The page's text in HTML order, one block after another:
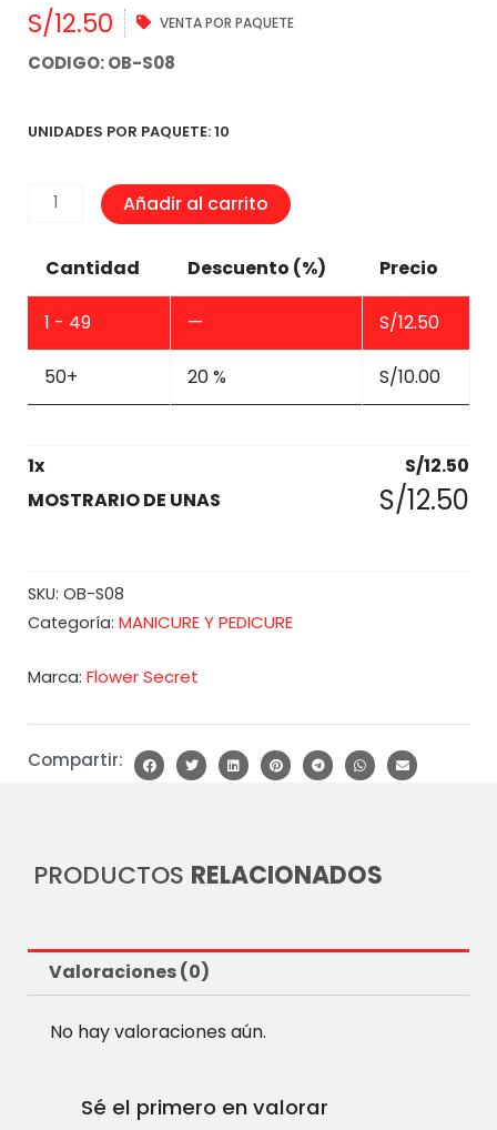
S/12.50 VENTA POR PAQUETE
CODIGO: OB-S08
UNIDADES POR PAQUETE: 10
MOSTRARIOAñadir al carrito
Cantidad Descuento (%) Precio
1 - 49 — S/12.50
50+ 20 % S/10.00
1x S/12.50
MOSTRARIO DE UNAS
S/12.50
SKU: OB-S08
Categoría: MANICURE Y PEDICURE
Marca: Flower Secret
Compartir:
PRODUCTOS RELACIONADOS
Valoraciones (0)
No hay valoraciones aún.
Sé el primero en valorar